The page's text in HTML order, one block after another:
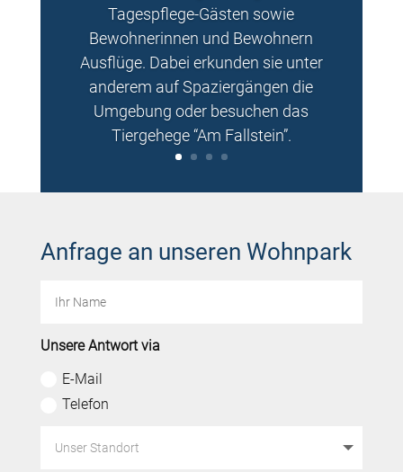
Tagespflege-Gästen sowie
Bewohnerinnen und Bewohnern
Ausflüge. Dabei erkunden sie unter
anderem auf Spaziergängen die
Umgebung oder besuchen das
Tiergehege “Am Fallstein”.
Anfrage an unseren Wohnpark
Unsere Antwort via
E-Mail
Telefon